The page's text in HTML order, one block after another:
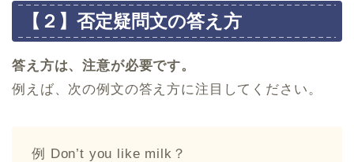
【２】否定疑問文の答え方
答え方は、注意が必要です。
例えば、次の例文の答え方に注目してください。
例 Don’t you like milk？